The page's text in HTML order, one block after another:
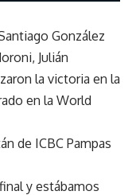
González
Julián
la victoria en la
en la World
de ICBC Pampas
y estábamos